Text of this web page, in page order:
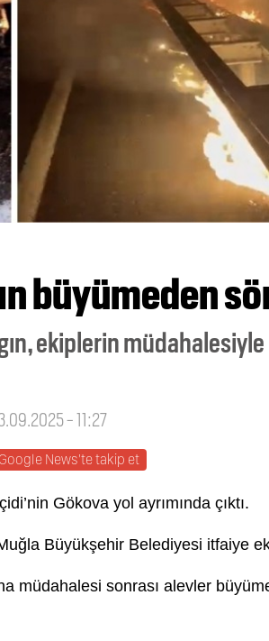
büyümeden
ekiplerin
- 11:27
Google News'te takip et
Gökova yol ayrımında çıktı.
Büyükşehir Belediyesi itfaiye
müdahalesi sonrası alevler